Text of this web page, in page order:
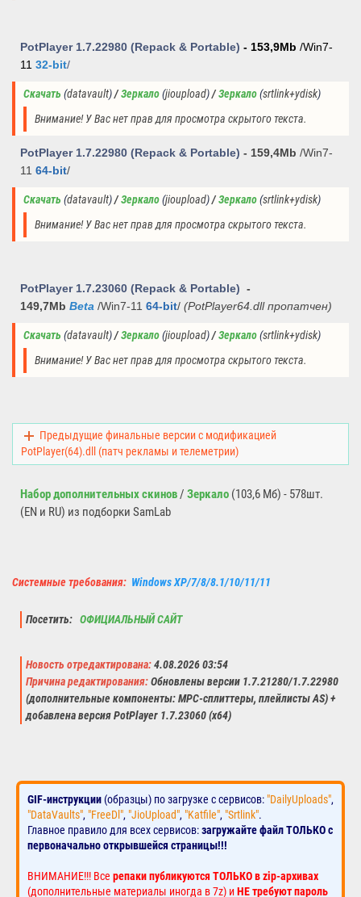
PotPlayer 1.7.22980 (Repack & Portable) - 153,9Mb /Win7-
11 32-bit/
Скачать (datavault) / Зеркало(jioupload) / Зеркало(srtlink+ydisk)
Внимание! У Вас нет прав для просмотра скрытого текста.
PotPlayer 1.7.22980 (Repack & Portable) - 159,4Mb /Win7-
11 64-bit/
Скачать (datavault) / Зеркало(jioupload) / Зеркало(srtlink+ydisk)
Внимание! У Вас нет прав для просмотра скрытого текста.
PotPlayer 1.7.23060 (Repack & Portable) -
149,7Mb Beta /Win7-11 64-bit/ (PotPlayer64.dll пропатчен)
Скачать (datavault) / Зеркало(jioupload) / Зеркало(srtlink+ydisk)
Внимание! У Вас нет прав для просмотра скрытого текста.
Предыдущие финальные версии с модификацией
PotPlayer(64).dll (патч рекламы и телеметрии)
Набор дополнительных скинов/ Зеркало (103,6 Мб) - 578шт.
(EN и RU) из подборки SamLab
Системные требования: Windows XP/7/8/8.1/10/11/11
Посетить: ОФИЦИАЛЬНЫЙ САЙТ
Новость отредактирована:4.08.2026 03:54
Причина редактирования:Обновлены версии 1.7.21280/1.7.22980
(дополнительные компоненты: MPC-сплиттеры, плейлисты AS) +
добавлена версия PotPlayer 1.7.23060 (x64)
GIF-инструкции (образцы) по загрузке с сервисов: "DailyUploads",
"DataVaults", "FreeDl", "JioUpload", "Katfile", "Srtlink".
Главное правило для всех сервисов:загружайте файл ТОЛЬКО с
первоначально открывшейся страницы!!!
ВНИМАНИЕ!!! Все репаки публикуются ТОЛЬКО в zip-архивах
(дополнительные материалы иногда в 7z) иНЕ требуют пароль